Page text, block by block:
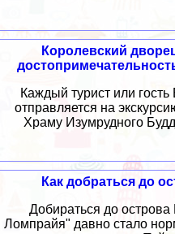
Королевский
Каждый турист или
отправляется на
Храму Изумрудного
Как добраться до
Добираться до
Ломпрайя" давно стало